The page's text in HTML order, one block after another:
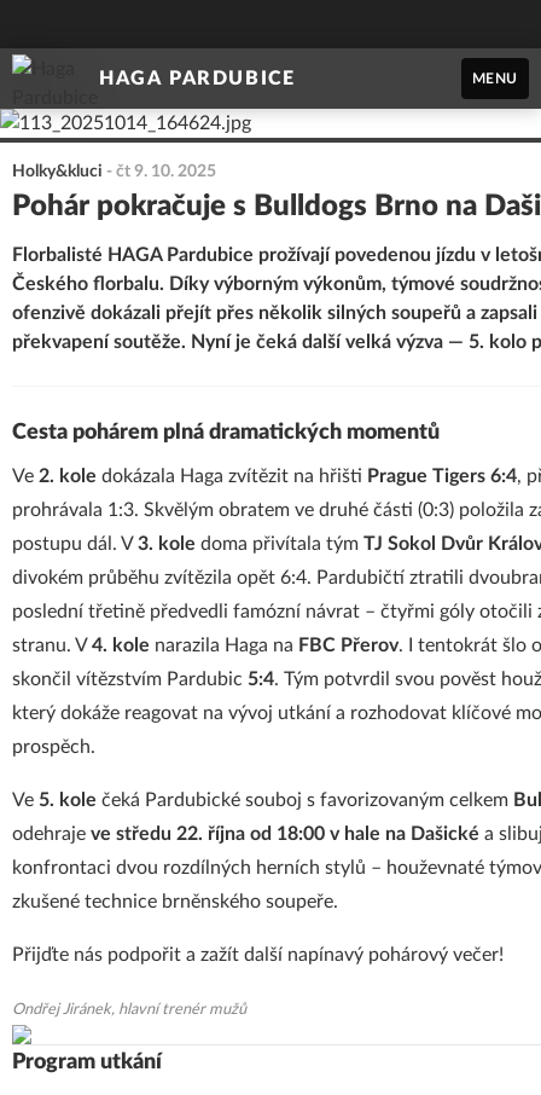
HAGA PARDUBICE MENU
Holky&kluci - čt 9. 10. 2025
Pohár pokračuje s Bulldogs Brno na
Florbalisté HAGA Pardubice prožívají povedenou jízdu v
Českého florbalu. Díky výborným výkonům, týmové
ofenzivě dokázali přejít přes několik silných soupeřů a
překvapení soutěže. Nyní je čeká další velká výzva — 5. kolo
Cesta pohárem plná dramatických momentů
Ve 2. kole dokázala Haga zvítězit na hřišti Prague Tigers 6:4,
prohrávala 1:3. Skvělým obratem ve druhé části (0:3) položila
postupu dál. V3. kole doma přivítala tým TJ Sokol Dvůr
divokém průběhu zvítězila opět 6:4. Pardubičtí ztratili
poslední třetině předvedli famózní návrat – čtyřmi góly otočili
stranu. V4. kole narazila Haga na FBC Přerov. I tentokrát šlo
skončil vítězstvím Pardubic 5:4. Tým potvrdil svou pověst
který dokáže reagovat na vývoj utkání a rozhodovat klíčové
prospěch.
Ve 5. kole čeká Pardubické souboj s favorizovaným celkem
odehraje ve středu 22. října od 18:00 v hale na Dašické a
konfrontaci dvou rozdílných herních stylů – houževnaté
zkušené technice brněnského soupeře.
Přijďte nás podpořit a zažít další napínavý pohárový večer!
Ondřej Jiránek, hlavní trenér mužů
Program utkání